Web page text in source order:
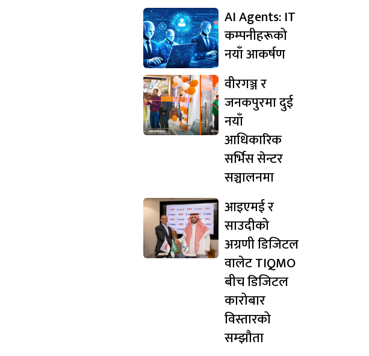
AI Agents: IT
कम्पनीहरूको
नयाँ आकर्षण
वीरगञ्ज र
जनकपुरमा दुई
नयाँ
आधिकारिक
सर्भिस सेन्टर
सञ्चालनमा
आइएमई र
साउदीको
अग्रणी डिजिटल
वालेट TIQMO
बीच डिजिटल
कारोबार
विस्तारको
सम्झौता